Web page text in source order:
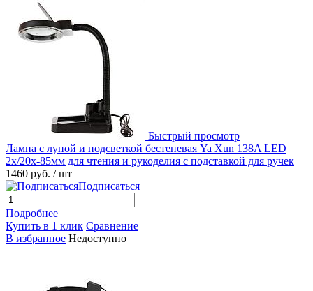
Быстрый просмотр
Лампа с лупой и подсветкой бестеневая Ya Xun 138A LED
2x/20x-85мм для чтения и рукоделия с подставкой для ручек
1460 руб. / шт
Подписаться
Подробнее
Купить в 1 клик Сравнение
В избранное Недоступно